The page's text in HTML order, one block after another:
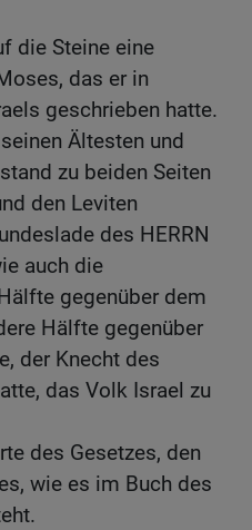
die Steine eine
das er in
geschrieben hatte.
Ältesten und
zu beiden Seiten
den Leviten
des HERRN
auch die
gegenüber dem
Hälfte gegenüber
der Knecht des
das Volk Israel zu
des Gesetzes, den
wie es im Buch des